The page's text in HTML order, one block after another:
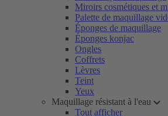
Miroirs cosmétiques et
Palette de maquillage
Éponges de maquillage
Éponges konjac
Ongles
Coffrets
Lèvres
Teint
Yeux
Maquillage résistant à l'eau
Tout afficher